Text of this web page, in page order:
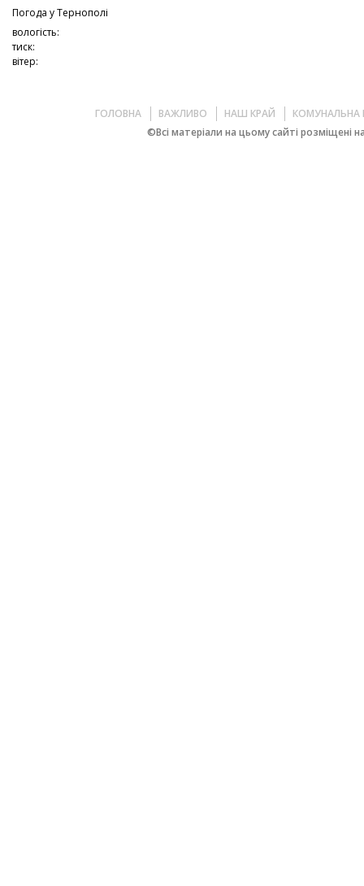
Погода уТернополі
вологість:
тиск:
вітер:
ГОЛОВНА ВАЖЛИВО НАШ КРАЙ
КОМУНАЛЬНА
©Всі матеріали на цьому сайті розміщені